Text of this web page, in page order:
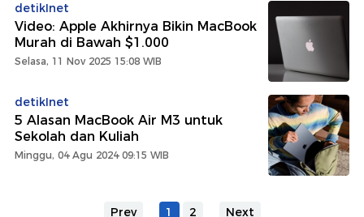
detikInet
Video: Apple Akhirnya Bikin MacBook
Murah di Bawah $1.000
Selasa, 11 Nov 2025 15:08 WIB
detikInet
5 Alasan MacBook Air M3 untuk
Sekolah dan Kuliah
Minggu, 04 Agu 2024 09:15 WIB
Prev 1 2 Next